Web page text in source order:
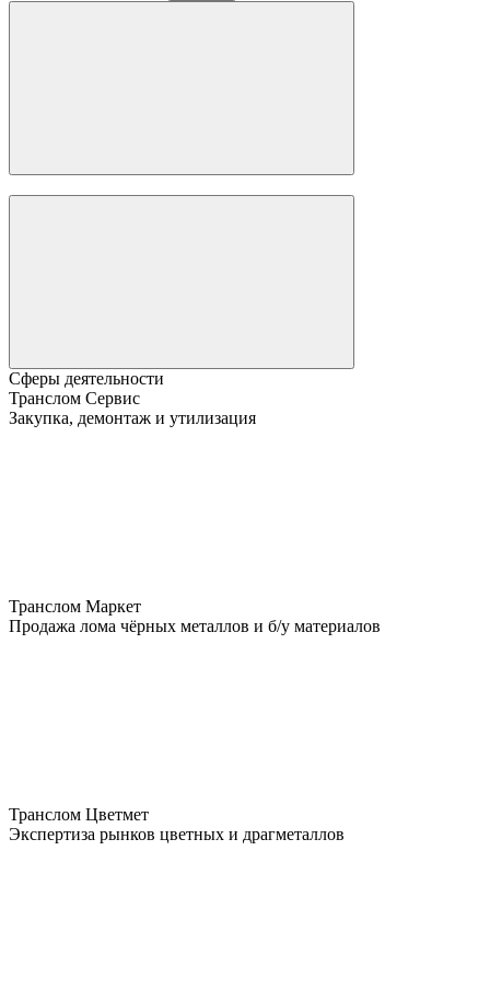
Сферы деятельности
Транслом Сервис
Закупка, демонтаж и утилизация
Транслом Маркет
Продажа лома чёрных металлов и б/у материалов
Транслом Цветмет
Экспертиза рынков цветных и драгметаллов